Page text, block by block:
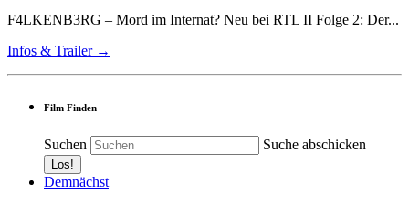
F4LKENB3RG – Mord im Internat? Neu bei RTL II Folge 2: Der...
Infos & Trailer →
Film Finden
Suchen Suche abschicken
Demnächst